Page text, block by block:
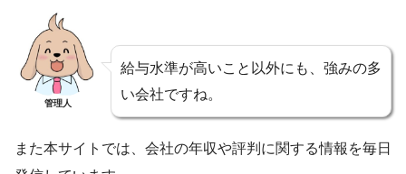
管理人
給与水準が高いこと以外にも、強みの多
い会社ですね。
また本サイトでは、会社の年収や評判に関する情報を毎日